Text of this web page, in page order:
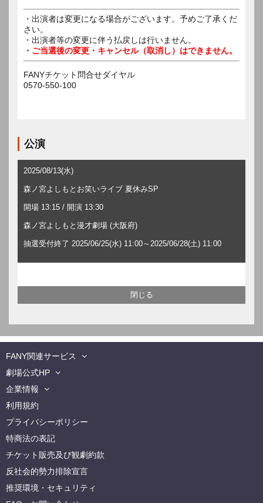
・出演者は変更になる場合がございます。予めご了承くだ
さい。
・出演者等の変更に伴う払戻しは行いません。
・ご当選後の変更・キャンセル（取消し）はできません。
FANYチケット問合せダイヤル
0570-550-100
公演
2025/08/13(水)
森ノ宮よしもとお笑いライブ 夏休みSP
開場 13:15 / 開演 13:30
森ノ宮よしもと漫才劇場 (大阪府)
抽選受付終了 2025/06/25(水) 11:00～2025/06/28(土) 11:00
FANY関連サービス
劇場公式HP
企業情報
利用規約
プライバシーポリシー
特商法の表記
チケット販売及び観劇約款
反社会的勢力排除宣言
推奨環境・セキュリティ